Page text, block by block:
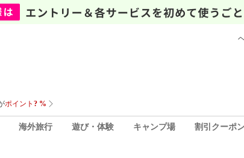
海外旅行 遊び・体験 キャンプ場 割引クーポ